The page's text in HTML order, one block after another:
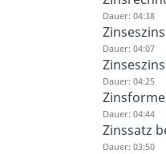
Dauer: 04:38
Zinseszins
Dauer: 04:07
Dauer: 04:25
Dauer: 04:44
Zinssatz
Dauer: 03:50